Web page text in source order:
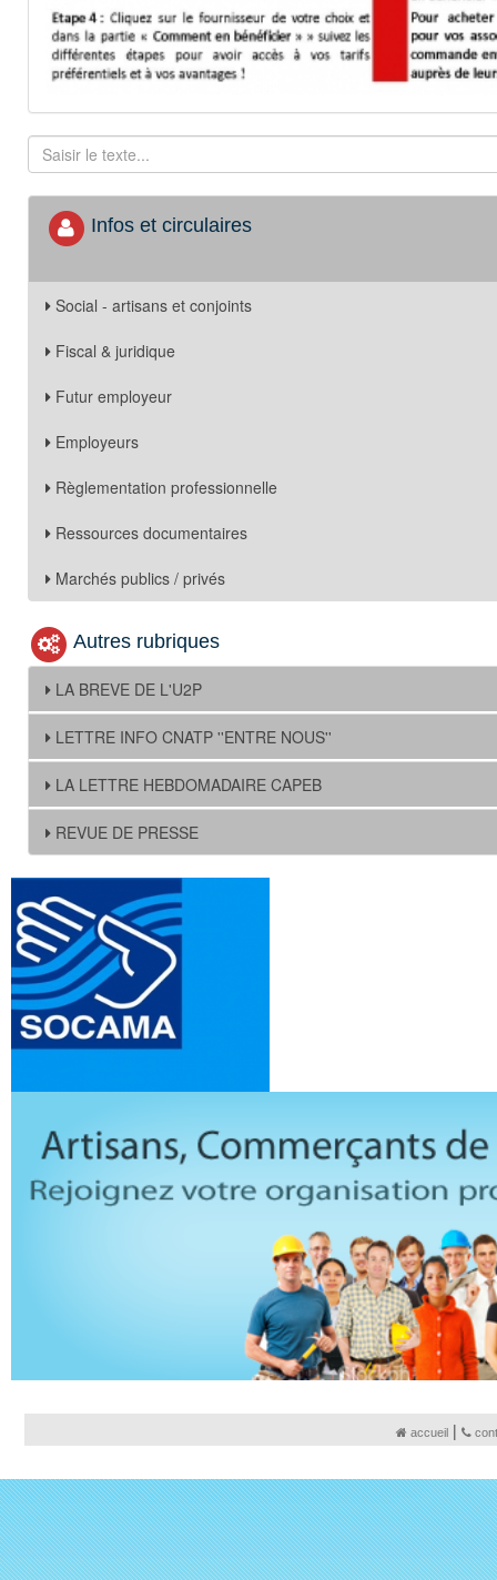
Infos et circulaires
Social - artisans et conjoints
Fiscal & juridique
Futur employeur
Employeurs
Règlementation professionnelle
Ressources documentaires
Marchés publics / privés
Autres rubriques
LA BREVE DE L'U2P
LETTRE INFO CNATP ''ENTRE NOUS''
LA LETTRE HEBDOMADAIRE CAPEB
REVUE DE PRESSE
accueil|